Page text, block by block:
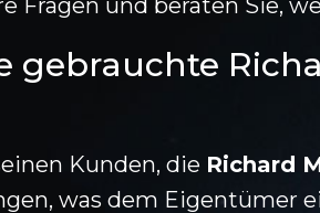
Fragen und beraten Sie,
gebrauchte
Kunden, die Richard
was dem Eigentümer